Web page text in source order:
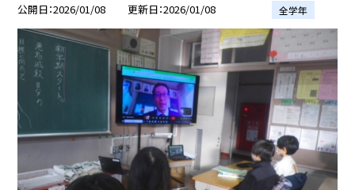
公開日 2026/01/08 更新日 2026/01/08 全学年